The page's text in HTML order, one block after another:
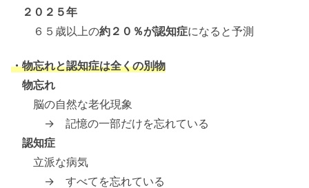
２０２５年
６５歳以上の約２０％が認知症になると予測
・物忘れと認知症は全くの別物
物忘れ
脳の自然な老化現象
→ 記憶の一部だけを忘れている
認知症
立派な病気
→ すべてを忘れている